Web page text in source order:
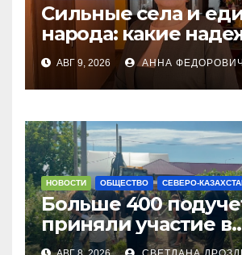
Сильные села и
народа: какие
связывают с новым
Курултаем жители
АВГ 9, 2026 АННА ФЕДОРОВИЧ
НОВОСТИ ОБЩЕСТВО СЕВЕРО-
Больше 400
приняли участие в
экоакции в СКО